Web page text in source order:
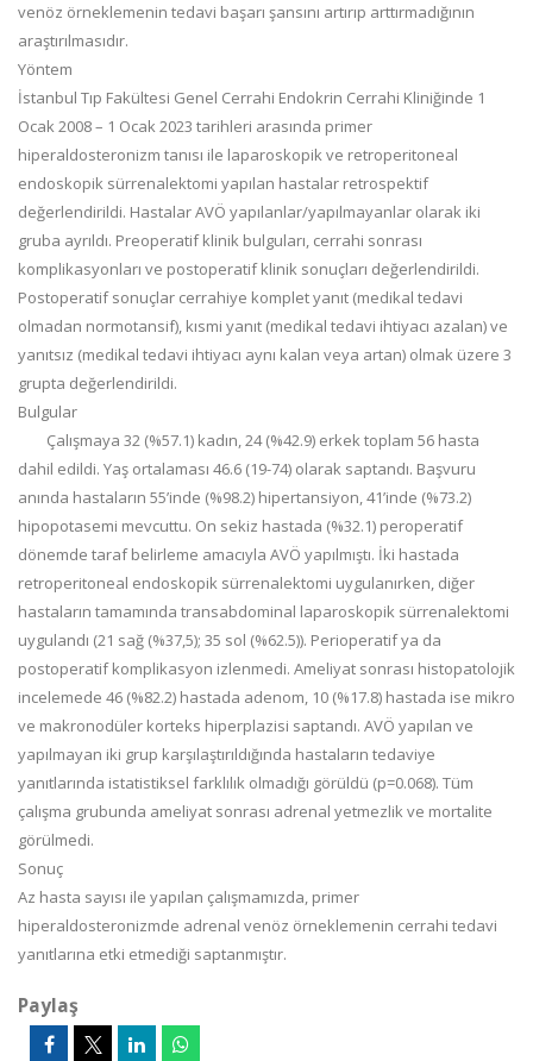
venöz örneklemenin tedavi başarı şansını artırıp arttırmadığının
araştırılmasıdır.
Yöntem
İstanbul Tıp Fakültesi Genel Cerrahi Endokrin Cerrahi Kliniğinde 1
Ocak 2008 – 1 Ocak 2023 tarihleri arasında primer
hiperaldosteronizm tanısı ile laparoskopik ve retroperitoneal
endoskopik sürrenalektomi yapılan hastalar retrospektif
değerlendirildi. Hastalar AVÖ yapılanlar/yapılmayanlar olarak iki
gruba ayrıldı. Preoperatif klinik bulguları, cerrahi sonrası
komplikasyonları ve postoperatif klinik sonuçları değerlendirildi.
Postoperatif sonuçlar cerrahiye komplet yanıt (medikal tedavi
olmadan normotansif), kısmi yanıt (medikal tedavi ihtiyacı azalan) ve
yanıtsız (medikal tedavi ihtiyacı aynı kalan veya artan) olmak üzere 3
grupta değerlendirildi.
Bulgular
Çalışmaya 32 (%57.1) kadın, 24 (%42.9) erkek toplam 56 hasta
dahil edildi. Yaş ortalaması 46.6 (19-74) olarak saptandı. Başvuru
anında hastaların 55’inde (%98.2) hipertansiyon, 41’inde (%73.2)
hipopotasemi mevcuttu. On sekiz hastada (%32.1) peroperatif
dönemde taraf belirleme amacıyla AVÖ yapılmıştı. İki hastada
retroperitoneal endoskopik sürrenalektomi uygulanırken, diğer
hastaların tamamında transabdominal laparoskopik sürrenalektomi
uygulandı (21 sağ (%37,5); 35 sol (%62.5)). Perioperatif ya da
postoperatif komplikasyon izlenmedi. Ameliyat sonrası histopatolojik
incelemede 46 (%82.2) hastada adenom, 10 (%17.8) hastada ise mikro
ve makronodüler korteks hiperplazisi saptandı. AVÖ yapılan ve
yapılmayan iki grup karşılaştırıldığında hastaların tedaviye
yanıtlarında istatistiksel farklılık olmadığı görüldü (p=0.068). Tüm
çalışma grubunda ameliyat sonrası adrenal yetmezlik ve mortalite
görülmedi.
Sonuç
Az hasta sayısı ile yapılan çalışmamızda, primer
hiperaldosteronizmde adrenal venöz örneklemenin cerrahi tedavi
yanıtlarına etki etmediği saptanmıştır.
Paylaş